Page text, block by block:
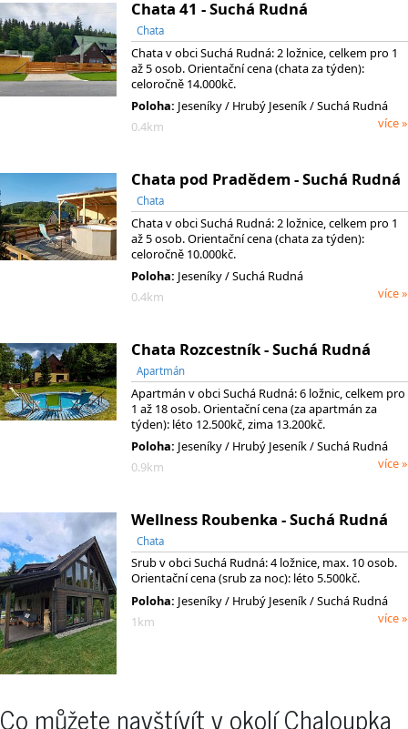
Chata 41 - Suchá Rudná
Chata
Chata v obci Suchá Rudná: 2 ložnice, celkem pro 1
až 5 osob. Orientační cena (chata za týden):
celoročně 14.000kč.
Poloha: Jeseníky/ Hrubý Jeseník/ Suchá Rudná
0.4km
více »
Chata pod Pradědem - Suchá Rudná
Chata
Chata v obci Suchá Rudná: 2 ložnice, celkem pro 1
až 5 osob. Orientační cena (chata za týden):
celoročně 10.000kč.
Poloha: Jeseníky / Suchá Rudná
0.4km
více »
Chata Rozcestník - Suchá Rudná
Apartmán
Apartmán v obci Suchá Rudná: 6 ložnic, celkem pro
1 až 18 osob. Orientační cena (za apartmán za
týden): léto 12.500kč, zima 13.200kč.
Poloha: Jeseníky/ Hrubý Jeseník/ Suchá Rudná
0.9km
více »
Wellness Roubenka - Suchá Rudná
Chata
Srub v obci Suchá Rudná: 4 ložnice, max. 10 osob.
Orientační cena (srub za noc): léto 5.500kč.
Poloha: Jeseníky/ Hrubý Jeseník/ Suchá Rudná
1km
více »
Co můžete navštívít v okolí Chaloupka